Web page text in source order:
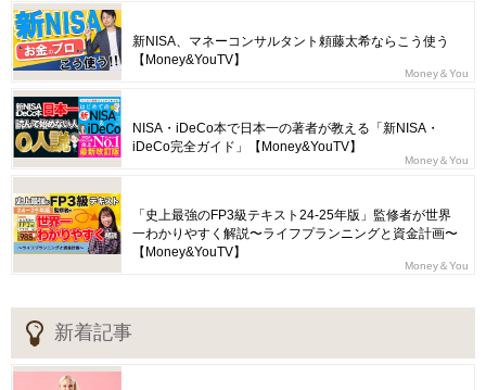
新NISA、マネーコンサルタント頼藤太希ならこう使う
【Money&YouTV】
Money＆You
NISA・iDeCo本で日本一の著者が教える「新NISA・
iDeCo完全ガイド」【Money&YouTV】
Money＆You
「史上最強のFP3級テキスト24-25年版」監修者が世界
一わかりやすく解説〜ライフプランニングと資金計画〜
【Money&YouTV】
Money＆You
新着記事